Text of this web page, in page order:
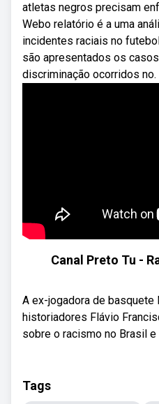
atletas negros precisam
Webo relatório é a uma
incidentes raciais no
são apresentados os
discriminação ocorridos no.
Canal Preto Tu -
A ex-jogadora de basquete
historiadores Flávio
sobre o racismo no Brasil e
Tags